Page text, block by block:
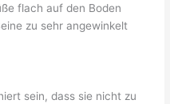
flach auf den Boden
zu sehr angewinkelt
sein, dass sie nicht zu